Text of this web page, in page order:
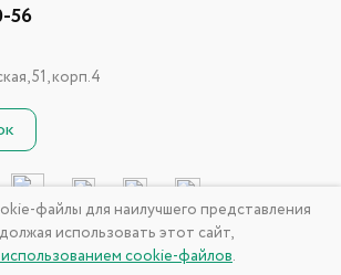
56
51, корп.4
размещенная на сайте, не
офертой
файлы для наилучшего представления
использовать этот сайт,
использованием cookie-файлов.